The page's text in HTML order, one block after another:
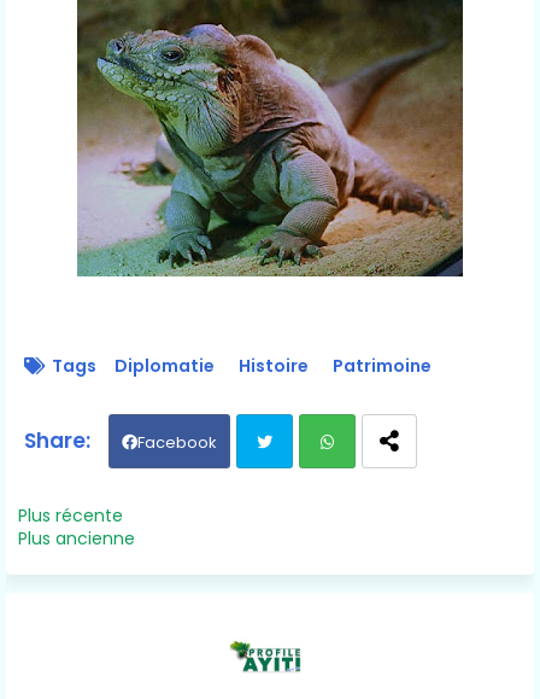
Tags Diplomatie Histoire Patrimoine
Facebook
Plus récente
Plus ancienne